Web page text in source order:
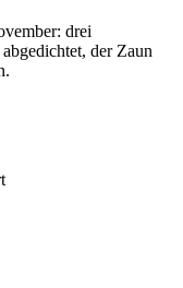
drei
der Zaun